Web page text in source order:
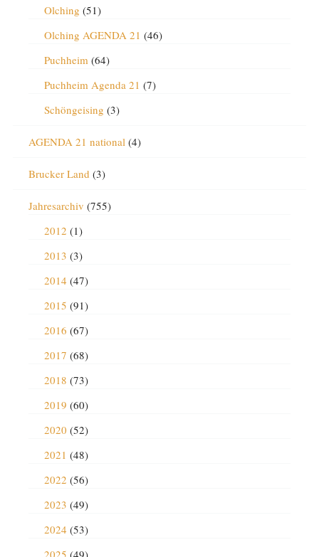
Olching (51)
Olching AGENDA 21 (46)
Puchheim(64)
Puchheim Agenda 21 (7)
Schöngeising (3)
AGENDA 21 national(4)
Brucker Land (3)
Jahresarchiv (755)
2012 (1)
2013 (3)
2014 (47)
2015 (91)
2016 (67)
2017 (68)
2018 (73)
2019 (60)
2020 (52)
2021 (48)
2022 (56)
2023 (49)
2024 (53)
2025 (49)